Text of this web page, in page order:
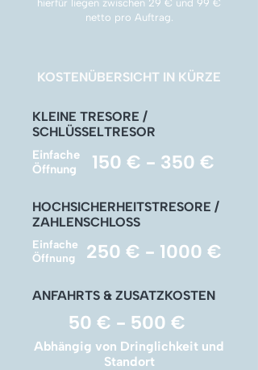
hierfür liegen zwischen 29 € und 99 €
netto pro Auftrag.
KOSTENÜBERSICHT IN KÜRZE
KLEINE TRESORE /
SCHLÜSSELTRESOR
Einfache
Öffnung
150 € - 350 €
HOCHSICHERHEITSTRESORE /
ZAHLENSCHLOSS
Einfache
Öffnung
250 € - 1000 €
ANFAHRTS & ZUSATZKOSTEN
50 € - 500 €
Abhängig von Dringlichkeit und
Standort